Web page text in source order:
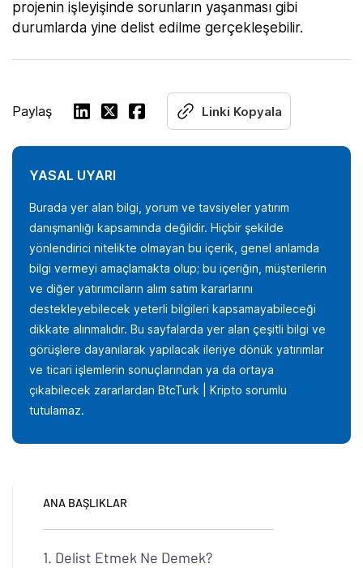
projenin işleyişinde sorunların yaşanması gibi
durumlarda yine delist edilme gerçekleşebilir.
Paylaş Linki Kopyala
YASAL UYARI
Burada yer alan bilgi, yorum ve tavsiyeler yatırım
danışmanlığı kapsamında değildir. Hiçbir şekilde
yönlendirici nitelikte olmayan bu içerik, genel anlamda
bilgi vermeyi amaçlamakta olup; bu içeriğin, müşterilerin
ve diğer yatırımcıların alım satım kararlarını
destekleyebilecek yeterli bilgileri kapsamayabileceği
dikkate alınmalıdır. Bu sayfalarda yer alan çeşitli bilgi ve
görüşlere dayanılarak yapılacak ileriye dönük yatırımlar
ve ticari işlemlerin sonuçlarından ya da ortaya
çıkabilecek zararlardan BtcTurk | Kripto sorumlu
tutulamaz.
ANA BAŞLIKLAR
Delist Etmek Ne Demek?